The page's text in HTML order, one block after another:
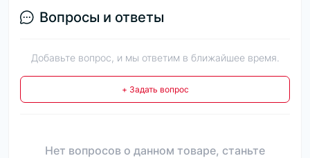
Вопросы и ответы
Добавьте вопрос, и мы ответим в ближайшее время.
+ Задать вопрос
Нет вопросов о данном товаре, станьте